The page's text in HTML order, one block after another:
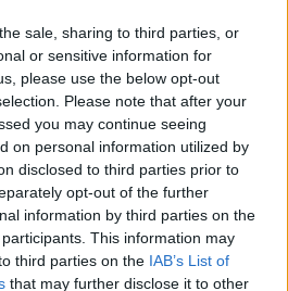
sale, sharing to third parties, or
or sensitive information for
please use the below opt-out
Please note that after your
you may continue seeing
on personal information utilized by
disclosed to third parties prior to
opt-out of the further
information by third parties on the
participants. This information may
third parties on the IAB’s List of
that may further disclose it to other
η σημαδιακή
δολοφονία του
σε κώμα. Το ιατρικό
της
έκανε λόγο